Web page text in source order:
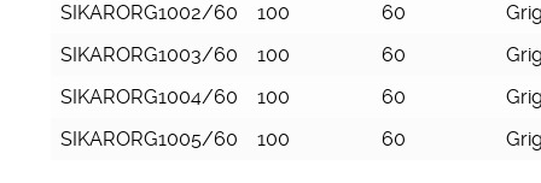
SIKARORG1002/60
100 60
SIKARORG1003/60
100 60
SIKARORG1004/60
100 60
SIKARORG1005/60
100 60